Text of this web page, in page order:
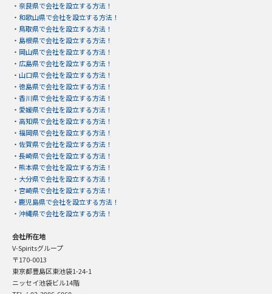
・ 奈良県で会社を設立する方法！
・ 和歌山県で会社を設立する方法！
・ 鳥取県で会社を設立する方法！
・ 島根県で会社を設立する方法！
・ 岡山県で会社を設立する方法！
・ 広島県で会社を設立する方法！
・ 山口県で会社を設立する方法！
・ 徳島県で会社を設立する方法！
・ 香川県で会社を設立する方法！
・ 愛媛県で会社を設立する方法！
・ 高知県で会社を設立する方法！
・ 福岡県で会社を設立する方法！
・ 佐賀県で会社を設立する方法！
・ 長崎県で会社を設立する方法！
・ 熊本県で会社を設立する方法！
・ 大分県で会社を設立する方法！
・ 宮崎県で会社を設立する方法！
・ 鹿児島県で会社を設立する方法！
・ 沖縄県で会社を設立する方法！
会社所在地
V-Spiritsグループ
〒170-0013
東京都豊島区東池袋1-24-1
ニッセイ池袋ビル14階